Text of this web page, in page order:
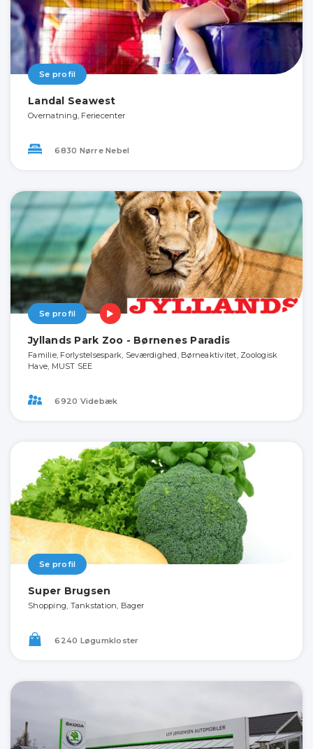
Se profil
Landal Seawest
Overnatning, Feriecenter
6830 Nørre Nebel
Se profil
Jyllands Park Zoo - Børnenes Paradis
Familie, Forlystelsespark, Seværdighed, Børneaktivitet, Zoologisk
Have, MUST SEE
6920 Videbæk
Se profil
Super Brugsen
Shopping, Tankstation, Bager
6240 Løgumkloster